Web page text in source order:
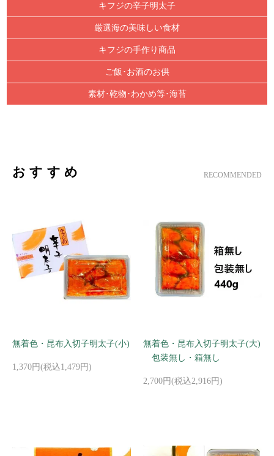
キフジの辛子明太子
厳選海の美味しい食材
キフジの手作り商品
ご飯･お酒のお供
素材･乾物･わかめ等･海苔
おすすめ RECOMMENDED
無着色・昆布入切子明太子(小)
1,370円(税込1,479円)
無着色・昆布入切子明太子(大)
包装無し・箱無し
2,700円(税込2,916円)